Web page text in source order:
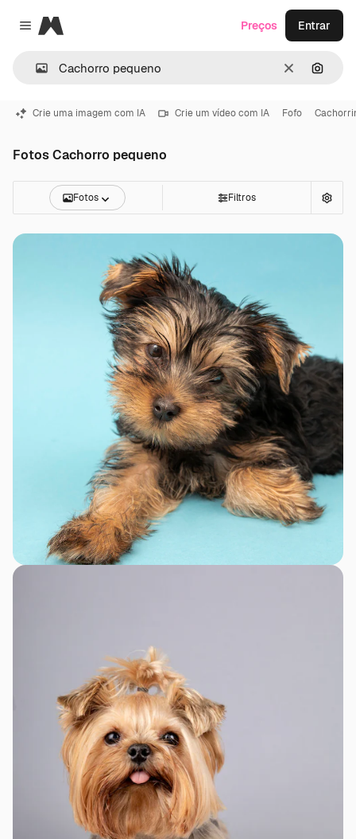
Close menu
Magnific
Limpar
Preços Entrar
Crie uma imagem com IA Crie um vídeo com IA Fofo
Fotos Cachorro pequeno
Fotos Filtros